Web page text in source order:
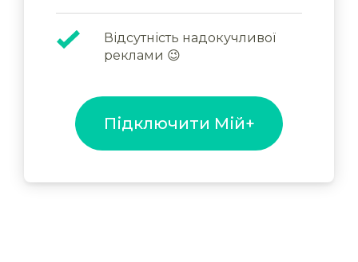
Відсутність надокучливої
реклами 😉
Підключити Мій+